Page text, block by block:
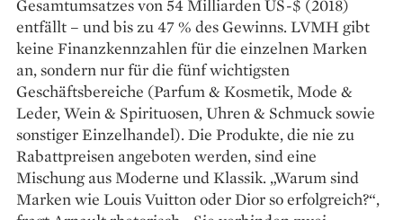
Gesamtumsatzes von 54 Milliarden US-$ (2018)
entfällt – und bis zu 47 % des Gewinns. LVMH gibt
keine Finanzkennzahlen für die einzelnen Marken
an, sondern nur für die fünf wichtigsten
Geschäftsbereiche (Parfum & ­Kosmetik, Mode &
Leder, Wein & Spirituosen, Uhren & Schmuck sowie
sonstiger Einzelhandel). Die Produkte, die nie zu
Rabattpreisen angeboten werden, sind eine
Mischung aus Moderne und Klassik. „Warum sind
Marken wie Louis Vuitton oder Dior so erfolgreich?“,